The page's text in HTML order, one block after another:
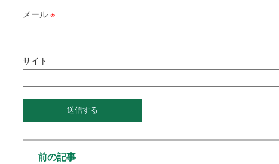
メール※
サイト
前の記事